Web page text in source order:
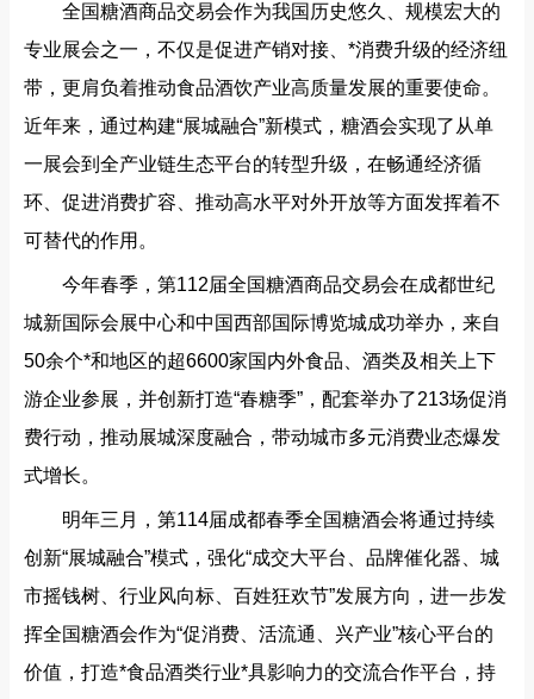
全国糖酒商品交易会作为我国历史悠久、规模宏大的
专业展会之一，不仅是促进产销对接、*消费升级的经济纽
带，更肩负着推动食品酒饮产业高质量发展的重要使命。
近年来，通过构建“展城融合”新模式，糖酒会实现了从单
一展会到全产业链生态平台的转型升级，在畅通经济循
环、促进消费扩容、推动高水平对外开放等方面发挥着不
可替代的作用。
今年春季，第112届全国糖酒商品交易会在成都世纪
城新国际会展中心和中国西部国际博览城成功举办，来自
50余个*和地区的超6600家国内外食品、酒类及相关上下
游企业参展，并创新打造“春糖季”，配套举办了213场促消
费行动，推动展城深度融合，带动城市多元消费业态爆发
式增长。
明年三月，第114届成都春季全国糖酒会将通过持续
创新“展城融合”模式，强化“成交大平台、品牌催化器、城
市摇钱树、行业风向标、百姓狂欢节”发展方向，进一步发
挥全国糖酒会作为“促消费、活流通、兴产业”核心平台的
价值，打造*食品酒类行业*具影响力的交流合作平台，持